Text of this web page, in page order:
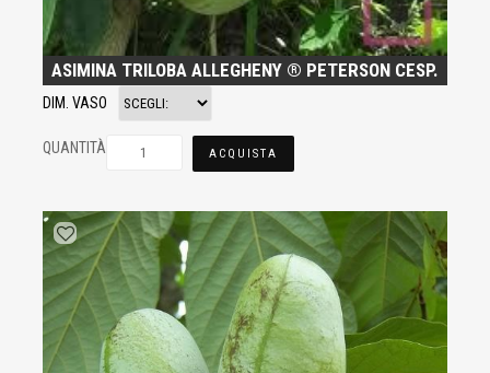
ASIMINA TRILOBA ALLEGHENY ® PETERSON CESP.
DIM. VASO
QUANTITÀ ACQUISTA